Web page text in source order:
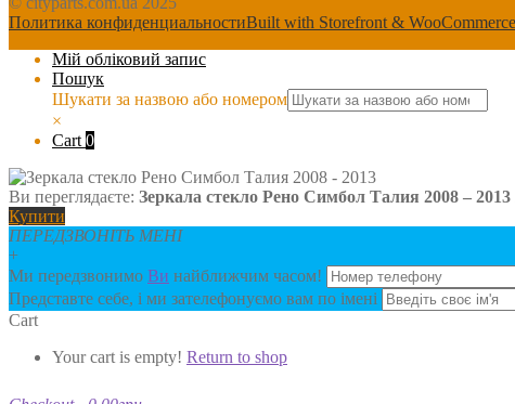
Политика конфиденциальностиBuilt with Storefront & WooCommerce
Мій обліковий запис
Пошук
Шукати за назвою або номером
×
Cart 0
Ви переглядаєте: Зеркала стекло Рено Симбол Талия 2008 – 2013
Купити
ПЕРЕДЗВОНІТЬ МЕНІ
+
Ми передзвонимо Ви найближчим часом!
Представте себе, і ми зателефонуємо вам по імені
Cart
Your cart is empty! Return to shop